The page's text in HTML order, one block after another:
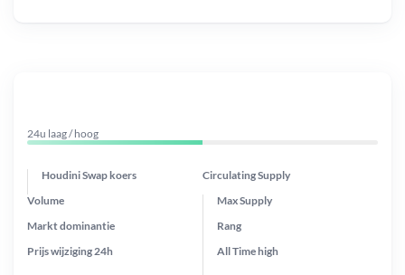
24u laag / hoog
Houdini Swap koers Circulating Supply
Prijs wijziging 24h
Max Supply
Markt dominantie
Volume
Rang
All Timehigh